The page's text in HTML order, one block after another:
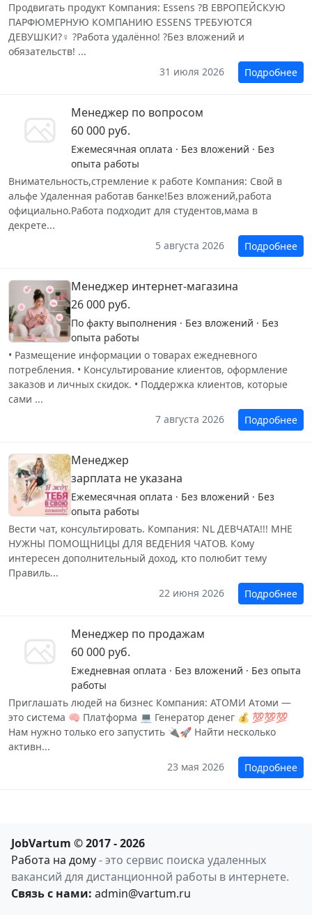
Продвигать продукт Компания: Essens ?В ЕВРОПЕЙСКУЮ
ПАРФЮМЕРНУЮ КОМПАНИЮ ESSENS ТРЕБУЮТСЯ
ДЕВУШКИ?‍♀️ ?Работа удалённо! ?Без вложений и
обязательств! ...
31 июля 2026
Подробнее
Менеджер по вопросом
60 000 руб.
Ежемесячная оплата · Без вложений · Без
опыта работы
Внимательность,стремление к работе Компания: Свой в
альфе Удаленная работав банке!Без вложений,работа
официально.Работа подходит для студентов,мама в
декрете...
5 августа 2026
Подробнее
Менеджер интернет-магазина
26 000 руб.
По факту выполнения · Без вложений · Без
опыта работы
• Размещение информации о товарах ежедневного
потребления. • Консультирование клиентов, оформление
заказов и личных скидок. • Поддержка клиентов, которые
сами ...
7 августа 2026
Подробнее
Менеджер
зарплата не указана
Ежемесячная оплата · Без вложений · Без
опыта работы
Вести чат, консультировать. Компания: NL ДЕВЧАТА!!! МНЕ
НУЖНЫ ПОМОЩНИЦЫ ДЛЯ ВЕДЕНИЯ ЧАТОВ. Кому
интересен дополнительный доход, кто полюбит тему
Правиль...
22 июня 2026
Подробнее
Менеджер по продажам
60 000 руб.
Ежедневная оплата · Без вложений · Без опыта
работы
Приглашать людей на бизнес Компания: АТОМИ Атоми —
это система 🧠 Платформа 💻 Генератор денег 💰 💯💯💯
Нам нужно только его запустить 🔌🚀 Найти несколько
активн...
23 мая 2026
Подробнее
JobVartum © 2017 - 2026
Работа на дому- это сервис поиска удаленных
вакансий для дистанционной работы в интернете.
Связь с нами: admin@vartum.ru